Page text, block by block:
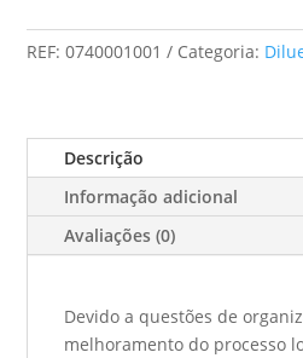
REF:0740001001 Categoria:
Descrição
Informação adicional
Avaliações (0)
Devido a questões de
melhoramento do processo